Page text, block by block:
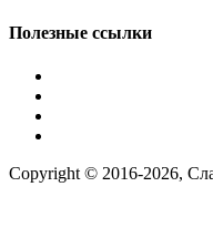
Полезные ссылки
Copyright © 2016-2026,